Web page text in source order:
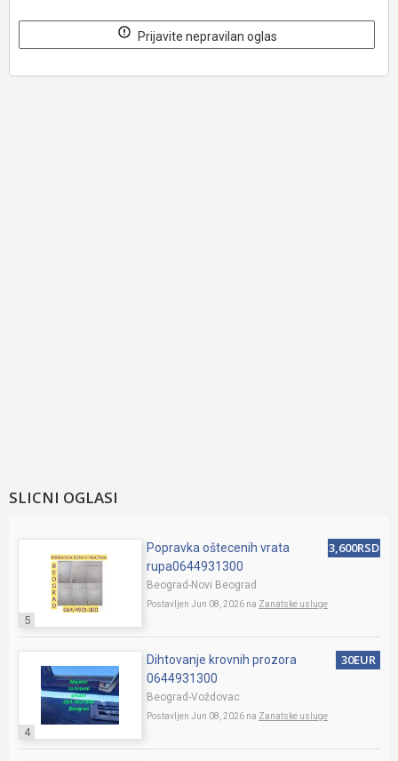
Prijavite nepravilan oglas
SLICNI OGLASI
5
Popravka oštecenih vrata
rupa0644931300
Beograd-Novi Beograd
Postavljen Jun 08, 2026 na Zanatske usluge
3,600RSD
4
Dihtovanje krovnih prozora
0644931300
Beograd-Voždovac
Postavljen Jun 08, 2026 na Zanatske usluge
30EUR